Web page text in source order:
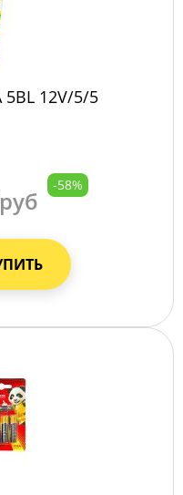
5BL 12V/5/5
-58%